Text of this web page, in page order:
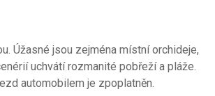
Úžasné jsou zejména místní orchideje,
uchvátí rozmanité pobřeží a pláže.
automobilem je zpoplatněn.